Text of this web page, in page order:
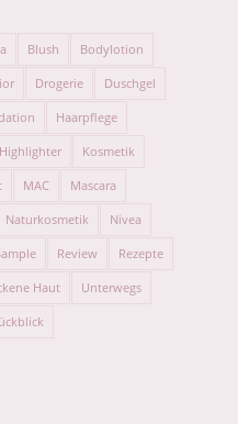
Blush Bodylotion
Drogerie Duschgel
Haarpflege
Highlighter Kosmetik
MAC Mascara
Naturkosmetik Nivea
Review Rezepte
Haut Unterwegs